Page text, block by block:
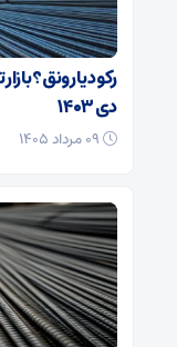
رکود یا رونق؟
دی ۱۴۰۳